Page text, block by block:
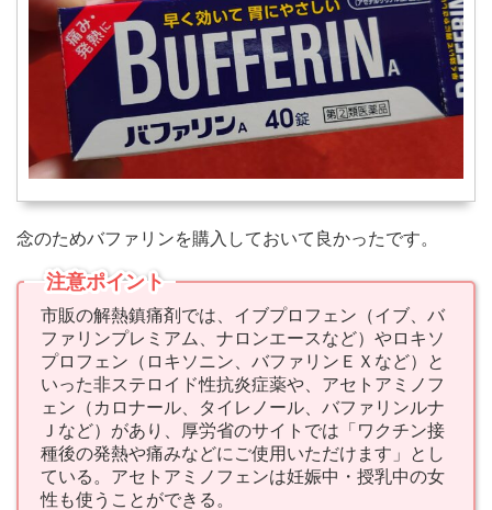
念のためバファリンを購入しておいて良かったです。
注意ポイント
市販の解熱鎮痛剤では、イブプロフェン（イブ、バ
ファリンプレミアム、ナロンエースなど）やロキソ
プロフェン（ロキソニン、バファリンＥＸなど）と
いった非ステロイド性抗炎症薬や、アセトアミノフ
ェン（カロナール、タイレノール、バファリンルナ
Ｊなど）があり、厚労省のサイトでは「ワクチン接
種後の発熱や痛みなどにご使用いただけます」とし
ている。アセトアミノフェンは妊娠中・授乳中の女
性も使うことができる。